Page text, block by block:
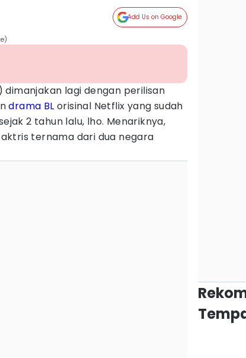
Add Us on Google
dimanjakan lagi dengan perilisan
drama BL orisinal Netflix yang sudah
2 tahun lalu, lho. Menariknya,
ternama dari dua negara